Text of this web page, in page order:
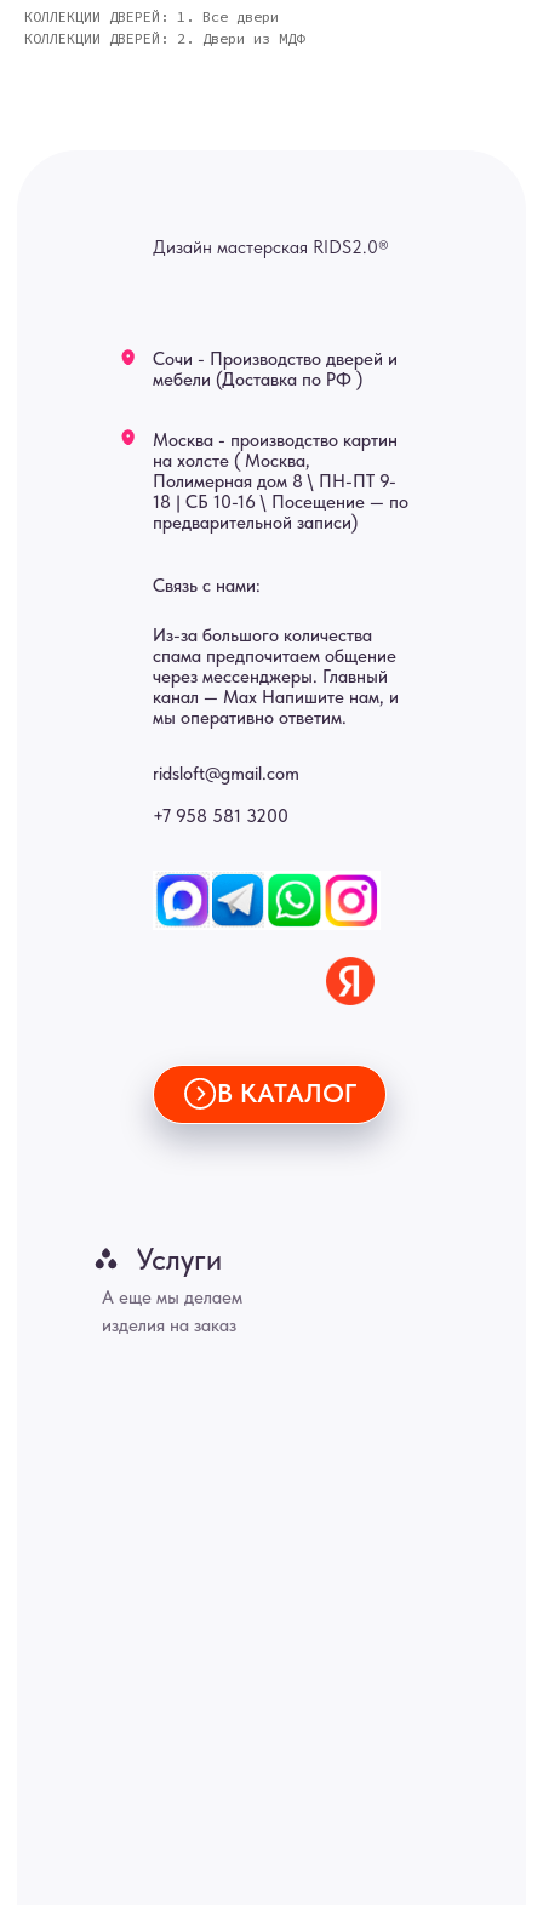
КОЛЛЕКЦИИ ДВЕРЕЙ: 1. Все двери
КОЛЛЕКЦИИ ДВЕРЕЙ: 2. Двери из МДФ
О нас
Возврат
окончательные цены указываются в счете-спецификации.
Блог
Услуги
А еще мы делаем
• Договор публичной оферты
• Политика обработки персональных данных
• Согласие на обработку персональных данных
ridsloft@gmail.com
+7 958 581 3200
В КАТАЛОГ
Оплата
Купить межкомнатные распашные двери, входные двери, амбарные
двери, раздвижные двери, подвесные двери, интерьерные картины,
Москва, Санкт-Петербург, Екатеринбург, Новосибирск, Нижний
Новгород, Самара, Сургут, Казань, Омск, Челябинск, Ростов-на-
Дону, Уфа, Волгоград, Пермь, Красноярск, Воронеж, Краснодар,
Набережные Челны, Липецк Казахстан, Алматы, Астана, Павлодар,
Усть - Каменногорск, Сочи.